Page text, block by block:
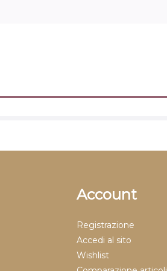
Account
Registrazione
Accedi al sito
Wishlist